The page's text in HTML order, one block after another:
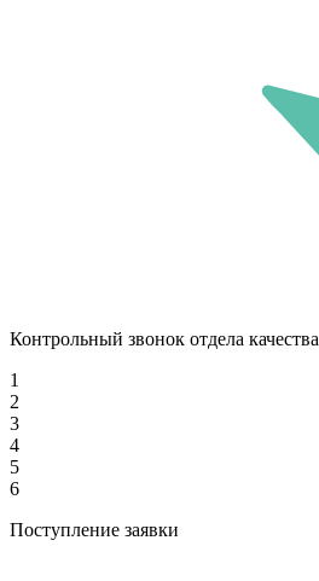
Контрольный звонок отдела качества
1
2
3
4
5
6
Поступление заявки